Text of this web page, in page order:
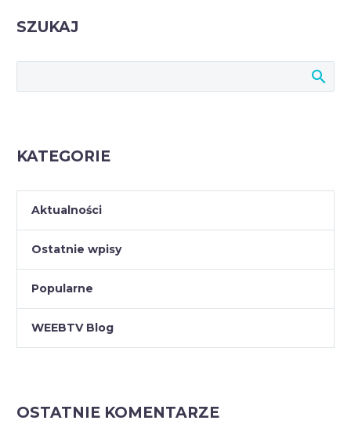
SZUKAJ
KATEGORIE
Aktualności
Ostatnie wpisy
Popularne
WEEBTV Blog
OSTATNIE KOMENTARZE